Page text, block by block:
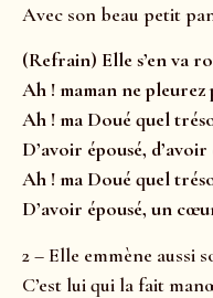
Avec son beau petit
(Refrain) Elle s’en va
Ah ! maman ne pleurez
Ah ! ma Doué quel
D’avoir épousé, d’avoir
Ah ! ma Doué quel
D’avoir épousé, un
2 – Elle emmène aussi
C’est lui qui la fait